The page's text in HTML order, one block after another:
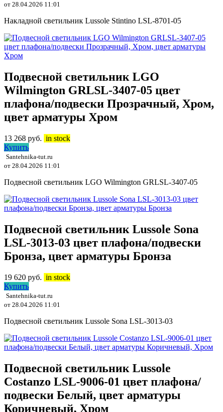
от 28.04.2026 11:01
Накладной светильник Lussole Stintino LSL-8701-05
Подвесной светильник LGO
Wilmington GRLSL-3407-05 цвет
плафона/подвески Прозрачный, Хром,
цвет арматуры Хром
13 268 руб. in stock
Купить
Santehnika-tut.ru
от 28.04.2026 11:01
Подвесной светильник LGO Wilmington GRLSL-3407-05
Подвесной светильник Lussole Sona
LSL-3013-03 цвет плафона/подвески
Бронза, цвет арматуры Бронза
19 620 руб. in stock
Купить
Santehnika-tut.ru
от 28.04.2026 11:01
Подвесной светильник Lussole Sona LSL-3013-03
Подвесной светильник Lussole
Costanzo LSL-9006-01 цвет плафона/
подвески Белый, цвет арматуры
Коричневый, Хром